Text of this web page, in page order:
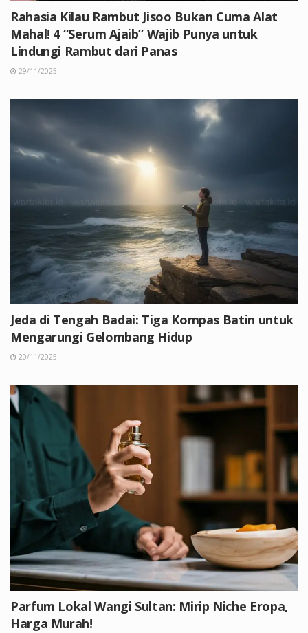
Rahasia Kilau Rambut Jisoo Bukan Cuma Alat
Mahal! 4 “Serum Ajaib” Wajib Punya untuk
Lindungi Rambut dari Panas
29/11/2025
Jeda di Tengah Badai: Tiga Kompas Batin untuk
Mengarungi Gelombang Hidup
20/11/2025
Parfum Lokal Wangi Sultan: Mirip Niche Eropa,
Harga Murah!